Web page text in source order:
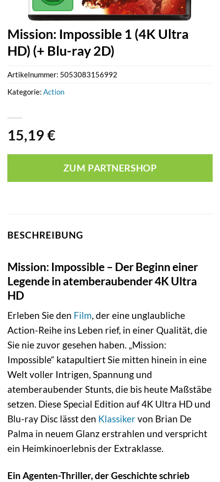
Mission: Impossible 1 (4K Ultra
HD) (+ Blu-ray 2D)
15,19 €
ZUM PARTNERSHOP
Artikelnummer: 5053083156992
Kategorie: Action
BESCHREIBUNG
Mission: Impossible – Der Beginn einer
Legende in atemberaubender 4K Ultra
HD
Erleben Sie den Film, der eine unglaubliche
Action-Reihe ins Leben rief, in einer Qualität, die
Sie nie zuvor gesehen haben. „Mission:
Impossible“ katapultiert Sie mitten hinein in eine
Welt voller Intrigen, Spannung und
atemberaubender Stunts, die bis heute Maßstäbe
setzen. Diese Special Edition auf 4K Ultra HD und
Blu-ray Disc lässt den Klassikervon Brian De
Palma in neuem Glanz erstrahlen und verspricht
ein Heimkinoerlebnis der Extraklasse.
Ein Agenten-Thriller, der Geschichte schrieb